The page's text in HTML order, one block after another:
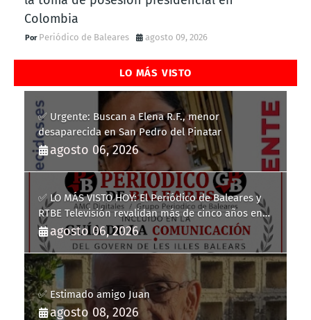
Colombia
Periódico de Baleares agosto 09, 2026
LO MÁS VISTO
✅ Urgente: Buscan a Elena R.F., menor
desaparecida en San Pedro del Pinatar
agosto 06, 2026
✅ LO MÁS VISTO HOY: El Periódico de Baleares y
RTBE Televisión revalidan más de cinco años en
la Guía de la Comunicación del Govern de les Illes
Balears
agosto 06, 2026
✅ Estimado amigo Juan
agosto 08, 2026